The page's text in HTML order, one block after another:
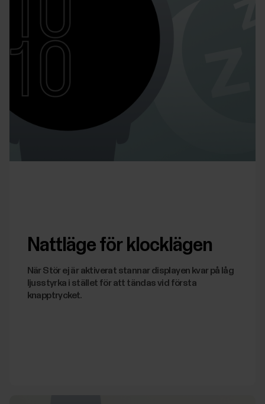
Nattläge för klocklägen
När Stör ej är aktiverat stannar displayen kvar på låg
ljusstyrka i stället för att tändas vid första
knapptrycket.